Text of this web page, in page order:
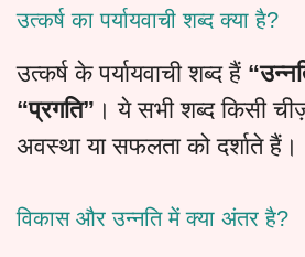
उत्कर्ष का पर्यायवाची शब्द क्या है?
उत्कर्ष के पर्यायवाची शब्द हैं
“प्रगति” । ये सभी शब्द किसी
अवस्था या सफलता को दर्शाते हैं।
विकास और उन्नति में क्या अंतर है?